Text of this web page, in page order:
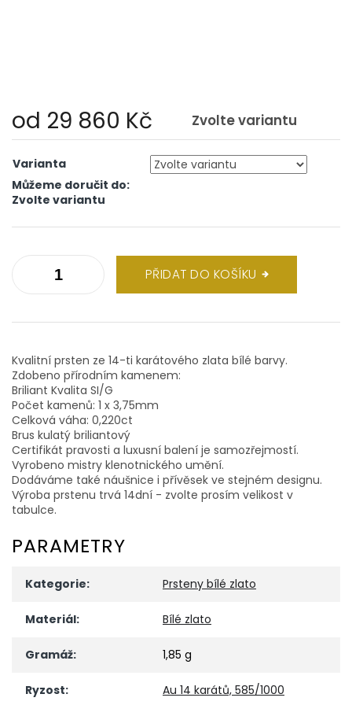
od 29 860 Kč Zvolte variantu
cena:
Varianta
Můžeme doručit do:
Zvolte variantu
PŘIDAT DO KOŠÍKU
Kvalitní prsten ze 14-ti karátového zlata bílé barvy.
Zdobeno přírodním kamenem:
Briliant Kvalita SI/G
Počet kamenů: 1 x 3,75mm
Celková váha: 0,220ct
Brus kulatý briliantový
Certifikát pravosti a luxusní balení je samozřejmostí.
Vyrobeno mistry klenotnického umění.
Dodáváme také náušnice i přívěsek ve stejném designu.
Výroba prstenu trvá 14dní - zvolte prosím velikost v
tabulce.
PARAMETRY
Kategorie: Prsteny bílé zlato
Materiál: Bílé zlato
Gramáž: 1,85 g
Ryzost: Au 14 karátů, 585/1000